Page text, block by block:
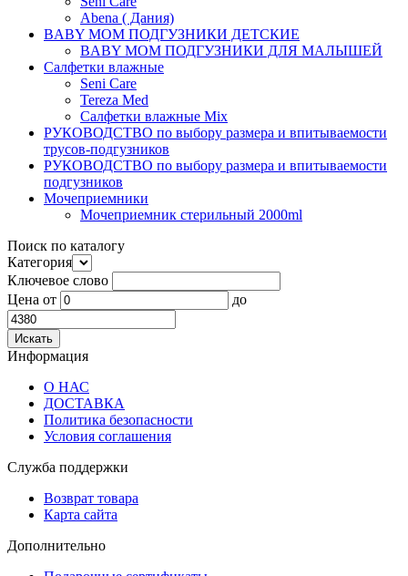
Abena ( Дания)
BABY MOM ПОДГУЗНИКИ ДЕТСКИЕ
BABY MOM ПОДГУЗНИКИ ДЛЯ МАЛЫШЕЙ
Салфетки влажные
Seni Care
Tereza Med
Салфетки влажные Mix
РУКОВОДСТВО по выбору размера и впитываемости
трусов-подгузников
РУКОВОДСТВО по выбору размера и впитываемости
подгузников
Мочеприемники
Мочеприемник стерильный 2000ml
Поиск по каталогу
Категория
Ключевое слово
Цена от до
Информация
О НАС
ДОСТАВКА
Политика безопасности
Условия соглашения
Служба поддержки
Возврат товара
Карта сайта
Дополнительно